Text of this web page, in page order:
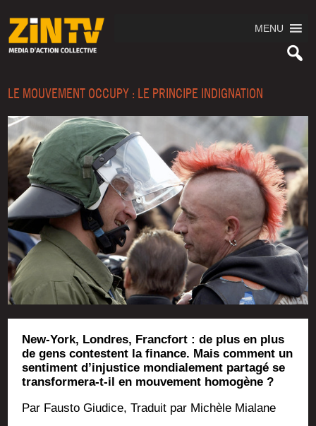
MENU
LE MOUVEMENT OCCUPY : LE PRINCIPE INDIGNATION
New-York, Londres, Francfort : de plus en plus
de gens contestent la finance. Mais comment un
sentiment d’injustice mondialement partagé se
transformera-t-il en mouvement homogène ?
Par Faus­to Giu­dice, Tra­duit par Michèle Mialane